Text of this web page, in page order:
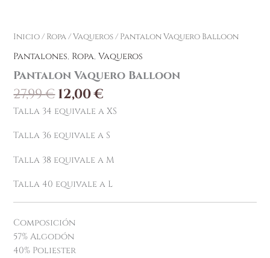
Inicio/ Ropa/Vaqueros/ Pantalon Vaquero Balloon
Pantalones, Ropa,Vaqueros
Pantalon Vaquero Balloon
27,99€12,00€
Talla 34 equivale a XS
Talla 36 equivale a S
Talla 38 equivale a M
Talla 40 equivale a L
Composición
57% Algodón
40% Poliester